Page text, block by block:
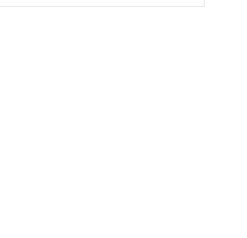
响；<&list>3.稳定器的转向胶套和球头